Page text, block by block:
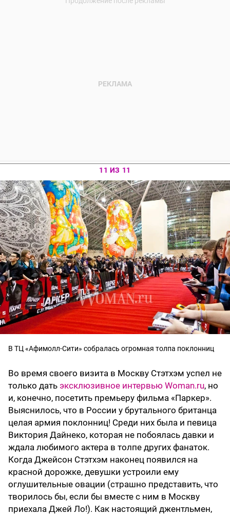
11 ИЗ 11
В ТЦ «Афимолл-Сити» собралась огромная толпа поклонниц
Во время своего визита в Москву Стэтхэм успел не
только дать эксклюзивное интервью Woman.ru, но
и, конечно, посетить премьеру фильма «Паркер».
Выяснилось, что в России у брутального британца
целая армия поклонниц! Среди них была и певица
Виктория Дайнеко, которая не побоялась давки и
ждала любимого актера в толпе других фанаток.
Когда Джейсон Стэтхэм наконец появился на
красной дорожке, девушки устроили ему
оглушительные овации (страшно представить, что
творилось бы, если бы вместе с ним в Москву
приехала Джей Ло!). Как настоящий джентльмен,